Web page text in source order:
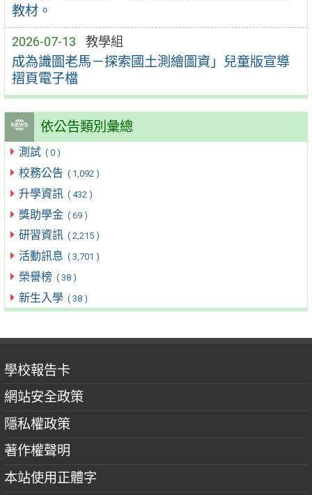
教材。
2026-07-13 教學組
成為識圖老馬－探索國土測繪圖資」兒童版宣導
摺頁電子檔
依公告類別彙總
測試 ( 0 )
校務公告 ( 1,092 )
升學資訊 ( 432 )
獎助學金 ( 69 )
研習資訊 ( 2,215 )
活動訊息 ( 3,701 )
榮譽榜 ( 38 )
新生入學 ( 38 )
學校報告卡
網站安全政策
隱私權政策
著作權聲明
本站使用正體字